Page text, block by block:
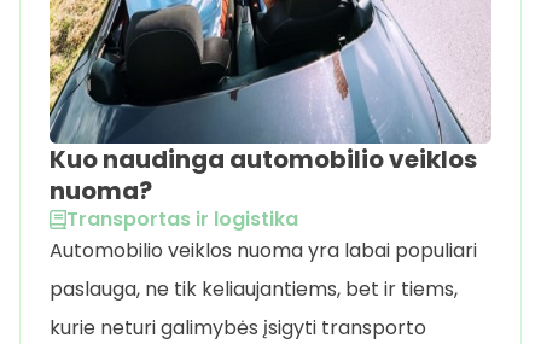
Kuo naudinga automobilio veiklos
nuoma?
Transportas ir logistika
Automobilio veiklos nuoma yra labai populiari
paslauga, ne tik keliaujantiems, bet ir tiems,
kurie neturi galimybės įsigyti transporto